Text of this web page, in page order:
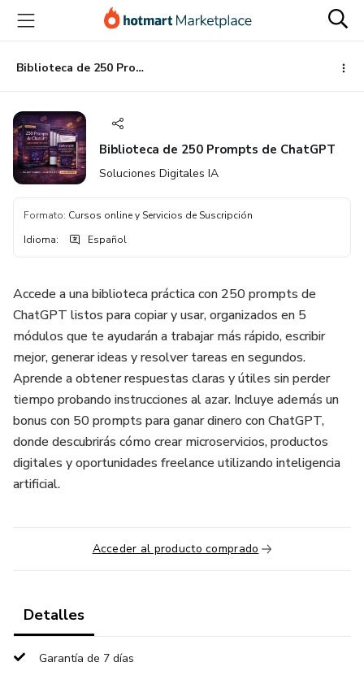
principal
página
de
página
Biblioteca de 250 Prompts de ChatGPT
Biblioteca de 250 Prompts de ChatGPT
Soluciones Digitales IA
Formato: Cursos online y Servicios de Suscripción
Idioma: Español
Accede a una biblioteca práctica con 250 prompts de
ChatGPT listos para copiar y usar, organizados en 5
módulos que te ayudarán a trabajar más rápido, escribir
mejor, generar ideas y resolver tareas en segundos.
Aprende a obtener respuestas claras y útiles sin perder
tiempo probando instrucciones al azar. Incluye además un
bonus con 50 prompts para ganar dinero con ChatGPT,
donde descubrirás cómo crear microservicios, productos
digitales y oportunidades freelance utilizando inteligencia
artificial.
Acceder al producto comprado
Detalles
Garantía de 7 días